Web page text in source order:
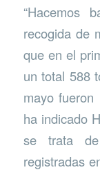
“Hacemos
recogida de
que en el
un total 588
mayo fueron
ha indicado
se trata
registradas